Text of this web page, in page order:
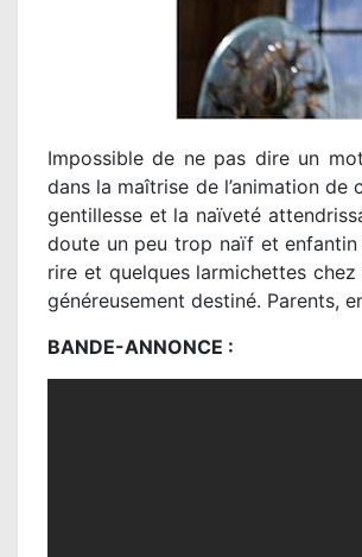
Impossible de ne pas dire un
dans la maîtrise de l’animation
gentillesse et la naïveté
doute un peu trop naïf et
rire et quelques larmichettes
généreusement destiné. Parents,
BANDE-ANNONCE :